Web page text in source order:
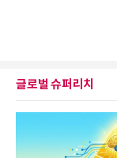
글로벌 슈퍼리치